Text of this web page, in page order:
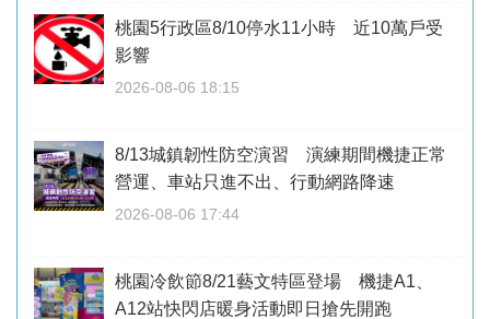
桃園5行政區8/10停水11小時 近10萬戶受
影響
2026-08-06 18:15
8/13城鎮韌性防空演習 演練期間機捷正常
營運、車站只進不出、行動網路降速
2026-08-06 17:44
桃園冷飲節8/21藝文特區登場 機捷A1、
A12站快閃店暖身活動即日搶先開跑